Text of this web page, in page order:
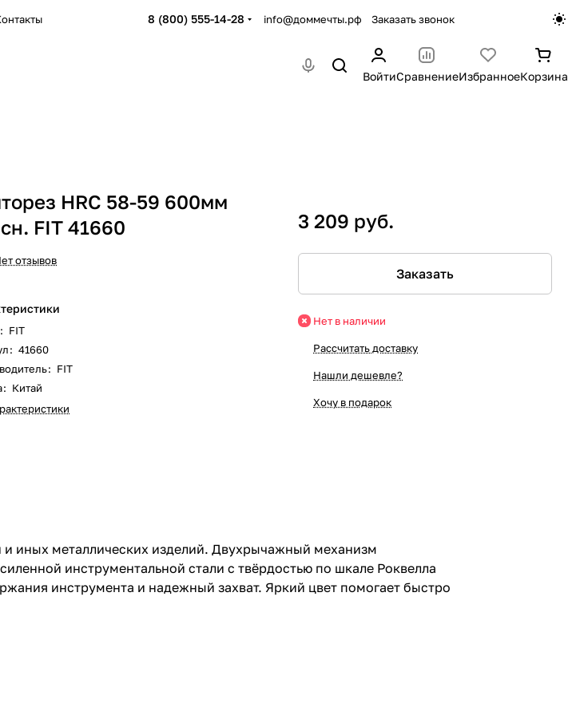
8 (800) 555-14-28 info@доммечты.рф Заказать звонок
ВойтиСравнениеИзбранноеКорзина
HRC 58-59 600мм
FIT 41660
отзывов
: FIT
: 41660
: FIT
: Китай
3 209 руб.
Заказать
Нет в наличии
Рассчитать доставку
Нашли дешевле?
Хочу в подарок
иных металлических изделий. Двухрычажный механизм
инструментальной стали с твёрдостью по шкале Роквелла
инструмента и надежный захват. Яркий цвет помогает быстро